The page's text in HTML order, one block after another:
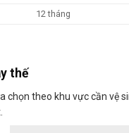
12 tháng
thế
chọn theo khu vực cần vệ